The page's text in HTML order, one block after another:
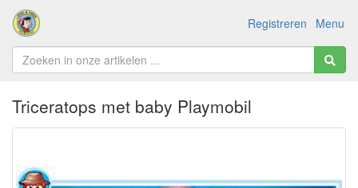
Menu
Registreren
Triceratops met baby Playmobil